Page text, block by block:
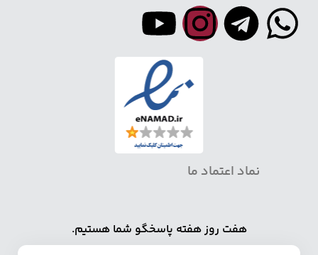
نماد اعتماد ما
هفت روز هفته پاسخگو شما هستیم.